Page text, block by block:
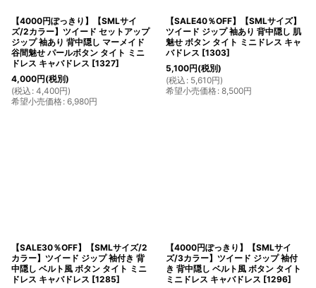
【4000円ぽっきり】【SMLサイ
ズ/2カラー】ツイード セットアップ
ジップ 袖あり 背中隠し マーメイド
谷間魅せ パールボタン タイト ミニ
ドレス キャバドレス [1327]
4,000円(税別)
(税込 : 4,400円)
希望小売価格: 6,980円
【SALE40％OFF】【SMLサイズ】
ツイード ジップ 袖あり 背中隠し 肌
魅せ ボタン タイト ミニドレス キャ
バドレス [1303]
5,100円(税別)
(税込 : 5,610円)
希望小売価格: 8,500円
【SALE30％OFF】【SMLサイズ/2
カラー】ツイード ジップ 袖付き 背
中隠し ベルト風 ボタン タイト ミニ
ドレス キャバドレス [1285]
【4000円ぽっきり】【SMLサイ
ズ/3カラー】ツイード ジップ 袖付
き 背中隠し ベルト風 ボタン タイト
ミニドレス キャバドレス [1296]